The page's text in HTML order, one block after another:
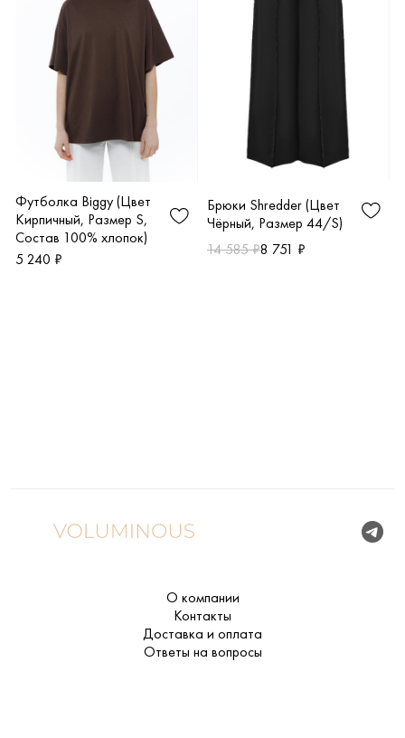
Футболка Biggy (Цвет
Кирпичный, Размер S,
Состав 100% хлопок)
5 240 ₽
Брюки Shredder (Цвет
Чёрный, Размер 44/S)
14 585 ₽8 751 ₽
О компании
Контакты
Доставка и оплата
Ответы на вопросы